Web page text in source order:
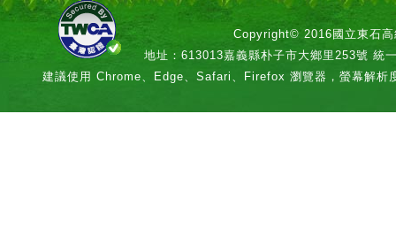
Copyright© 2016國立東石高
地址：613013嘉義縣朴子市大鄉里253號 統
建議使用 Chrome、Edge、Safari、Firefox 瀏覽器，螢幕解